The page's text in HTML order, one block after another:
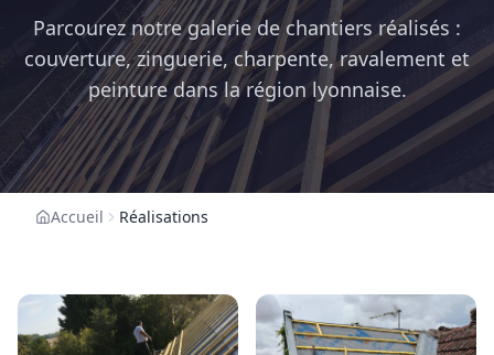
Parcourez notre galerie de chantiers réalisés :
couverture, zinguerie, charpente, ravalement et
peinture dans la région lyonnaise.
Accueil Réalisations